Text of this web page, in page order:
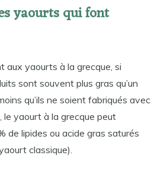
yaourts qui font
aux yaourts à la grecque, si
sont souvent plus gras qu’un
qu’ils ne soient fabriqués avec
le yaourt à la grecque peut
de lipides ou acide gras saturés
classique).